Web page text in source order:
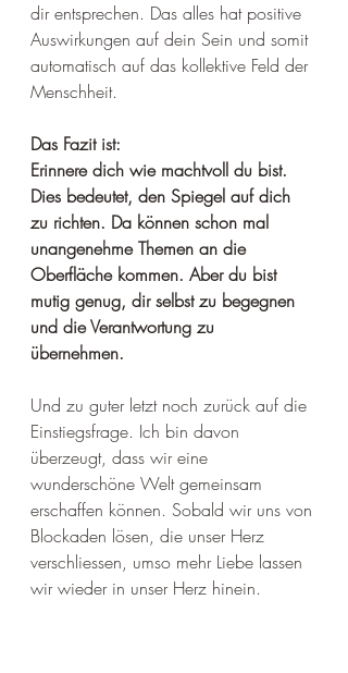
dir entsprechen. Das alles hat positive
Auswirkungen auf dein Sein und somit
automatisch auf das kollektive Feld der
Menschheit.
Das Fazit ist:
Erinnere dich wie machtvoll du bist.
Dies bedeutet, den Spiegel auf dich
zu richten. Da können schon mal
unangenehme Themen an die
Oberfläche kommen. Aber du bist
mutig genug, dir selbst zu begegnen
und die Verantwortung zu
übernehmen.
Und zu guter letzt noch zurück auf die
Einstiegsfrage. Ich bin davon
überzeugt, dass wir eine
wunderschöne Welt gemeinsam
erschaffen können. Sobald wir uns von
Blockaden lösen, die unser Herz
verschliessen, umso mehr Liebe lassen
wir wieder in unser Herz hinein.